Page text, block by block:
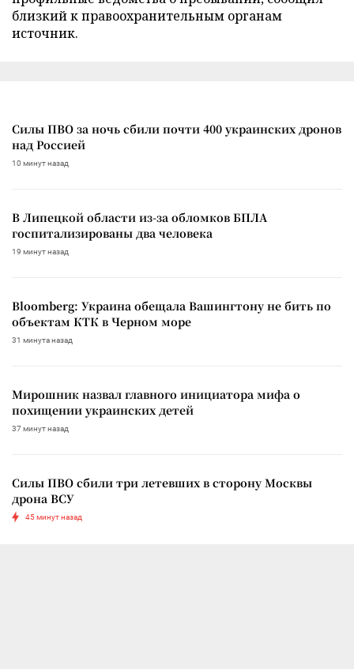
близкий к правоохранительным органам
источник.
Силы ПВО за ночь сбили почти 400 украинских дронов
над Россией
10 минут назад
В Липецкой области из-за обломков БПЛА
госпитализированы два человека
19 минут назад
Bloomberg: Украина обещала Вашингтону не бить по
объектам КТК в Черном море
31 минута назад
Мирошник назвал главного инициатора мифа о
похищении украинских детей
37 минут назад
Силы ПВО сбили три летевших в сторону Москвы
дрона ВСУ
45 минут назад